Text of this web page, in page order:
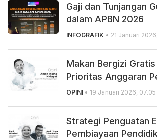
Gaji dan Tunjangan
dalam APBN 2026
INFOGRAFIK • 21 Januari
Makan Bergizi
Prioritas Anggaran
OPINI • 19 Januari 2026, 07.05
Strategi Penguatan
Pembiayaan